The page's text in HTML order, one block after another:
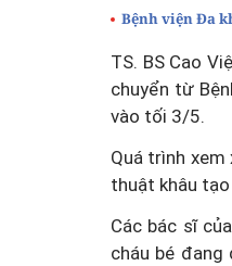
Bệnh viện Đa
TS. BS Cao
chuyển từ
vào tối 3/5.
Quá trình xem
thuật khâu
Các bác sĩ
cháu bé